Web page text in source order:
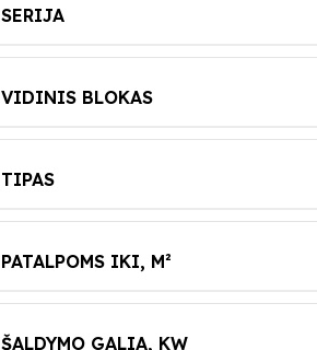
SERIJA
VIDINIS BLOKAS
TIPAS
PATALPOMS IKI, M²
ŠALDYMO GALIA, KW